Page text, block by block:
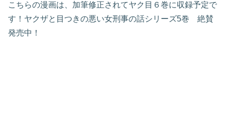
こちらの漫画は、加筆修正されてヤク目６巻に収録予定で
す！ヤクザと目つきの悪い女刑事の話シリーズ5巻 絶賛
発売中！